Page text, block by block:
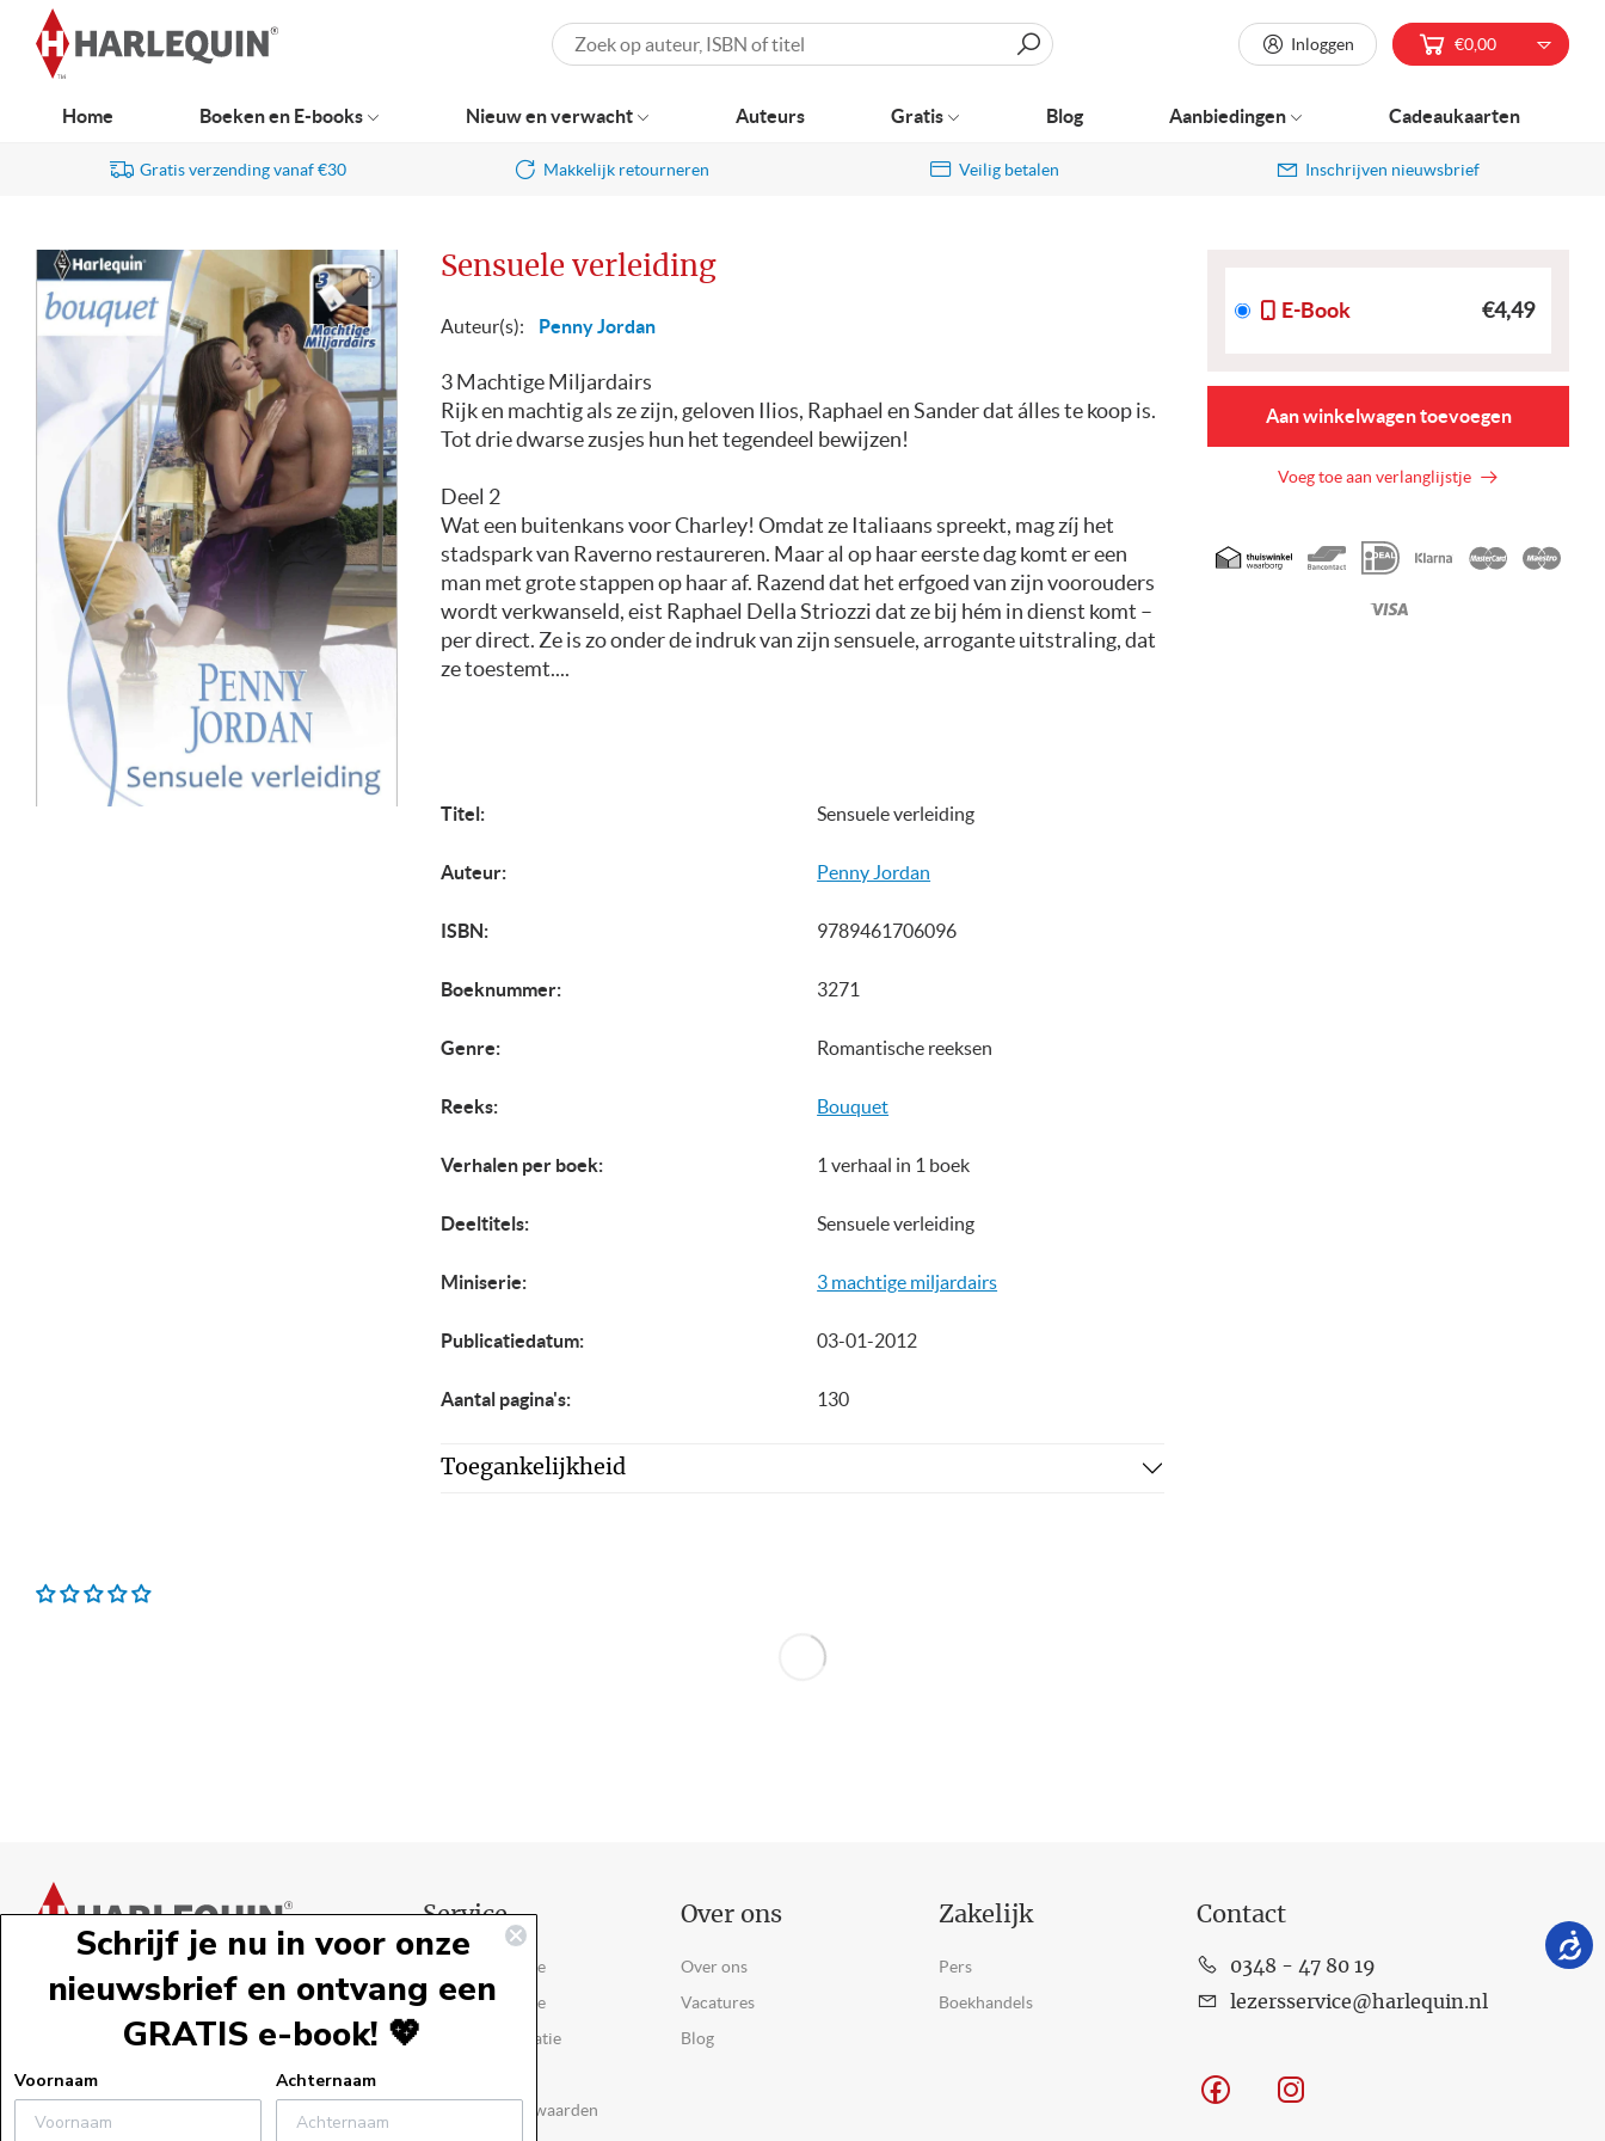
navigatie
Gratis verzending vanaf €30 Makkelijk retourneren Veilig betalen Inschrijven nieuwsbrief
Sensuele verleiding
Auteur(s): Penny Jordan
3 Machtige Miljardairs
Rijk en machtig als ze zijn, geloven Ilios, Raphael en Sander dat álles te koop is.
Tot drie dwarse zusjes hun het tegendeel bewijzen!
Deel 2
Wat een buitenkans voor Charley! Omdat ze Italiaans spreekt, mag zíj het
stadspark van Raverno restaureren. Maar al op haar eerste dag komt er een
man met grote stappen op haar af. Razend dat het erfgoed van zijn voorouders
wordt verkwanseld, eist Raphael Della Striozzi dat ze bij hém in dienst komt –
per direct. Ze is zo onder de indruk van zijn sensuele, arrogante uitstraling, dat
ze toestemt....
Titel: Sensuele verleiding
Auteur: Penny Jordan
ISBN: 9789461706096
Boeknummer: 3271
Genre: Romantische reeksen
Reeks: Bouquet
Verhalen per boek: 1 verhaal in 1 boek
Deeltitels: Sensuele verleiding
Miniserie: 3 machtige miljardairs
Publicatiedatum: 03-01-2012
Aantal pagina's: 130
Toegankelijkheid
E-Book €4,49
Aan winkelwagen toevoegen
Voeg toe aan verlanglijstje
Geaccepteerde
betaalmethoden
Zoeken Inloggen €0,00
Home Boeken en E-books Nieuw en verwacht Auteurs Gratis Blog Aanbiedingen Cadeaukaarten
Service
Webshopservice
Bestelinformatie
Verzendinformatie
Algemene voorwaarden
Over ons
Over ons
Vacatures
Blog
Zakelijk
Pers
Boekhandels
Contact
0348 - 47 80 19
lezersservice@harlequin.nl
Facebook
Schrijf je nu in voor onze
nieuwsbrief en ontvang een
GRATIS e-book! 💖
Voornaam Achternaam